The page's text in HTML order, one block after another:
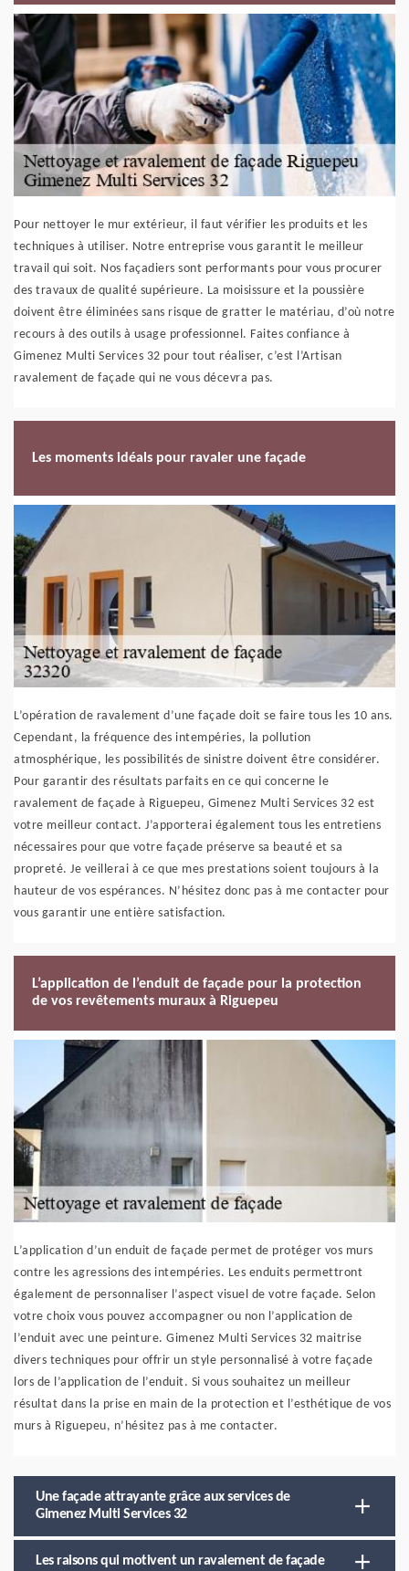
Pour nettoyer le mur extérieur, il faut vérifier les produits et les
techniques à utiliser. Notre entreprise vous garantit le meilleur
travail qui soit. Nos façadiers sont performants pour vous procurer
des travaux de qualité supérieure. La moisissure et la poussière
doivent être éliminées sans risque de gratter le matériau, d’où notre
recours à des outils à usage professionnel. Faites confiance à
Gimenez Multi Services 32 pour tout réaliser, c’est l’Artisan
ravalement de façade qui ne vous décevra pas.
Les moments idéals pour ravaler une façade
L’opération de ravalement d’une façade doit se faire tous les 10 ans.
Cependant, la fréquence des intempéries, la pollution
atmosphérique, les possibilités de sinistre doivent être considérer.
Pour garantir des résultats parfaits en ce qui concerne le
ravalement de façade à Riguepeu, Gimenez Multi Services 32 est
votre meilleur contact. J’apporterai également tous les entretiens
nécessaires pour que votre façade préserve sa beauté et sa
propreté. Je veillerai à ce que mes prestations soient toujours à la
hauteur de vos espérances. N’hésitez donc pas à me contacter pour
vous garantir une entière satisfaction.
L’application de l’enduit de façade pour la protection
de vos revêtements muraux à Riguepeu
L’application d’un enduit de façade permet de protéger vos murs
contre les agressions des intempéries. Les enduits permettront
également de personnaliser l’aspect visuel de votre façade. Selon
votre choix vous pouvez accompagner ou non l’application de
l’enduit avec une peinture. Gimenez Multi Services 32 maitrise
divers techniques pour offrir un style personnalisé à votre façade
lors de l’application de l’enduit. Si vous souhaitez un meilleur
résultat dans la prise en main de la protection et l’esthétique de vos
murs à Riguepeu, n’hésitez pas à me contacter.
Une façade attrayante grâce aux services de
Gimenez Multi Services 32
Les raisons qui motivent un ravalement de façade